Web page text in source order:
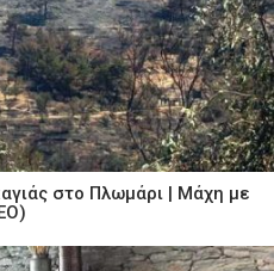
στο Πλωμάρι | Μάχη με